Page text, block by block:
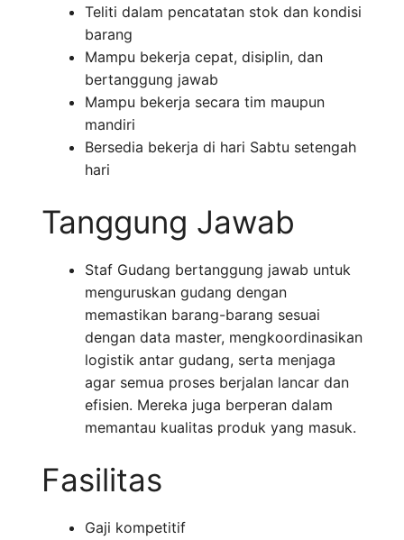
Teliti dalam pencatatan stok dan kondisi
barang
Mampu bekerja cepat, disiplin, dan
bertanggung jawab
Mampu bekerja secara tim maupun
mandiri
Bersedia bekerja di hari Sabtu setengah
hari
Tanggung Jawab
Staf Gudang bertanggung jawab untuk
menguruskan gudang dengan
memastikan barang-barang sesuai
dengan data master, mengkoordinasikan
logistik antar gudang, serta menjaga
agar semua proses berjalan lancar dan
efisien. Mereka juga berperan dalam
memantau kualitas produk yang masuk.
Fasilitas
Gaji kompetitif